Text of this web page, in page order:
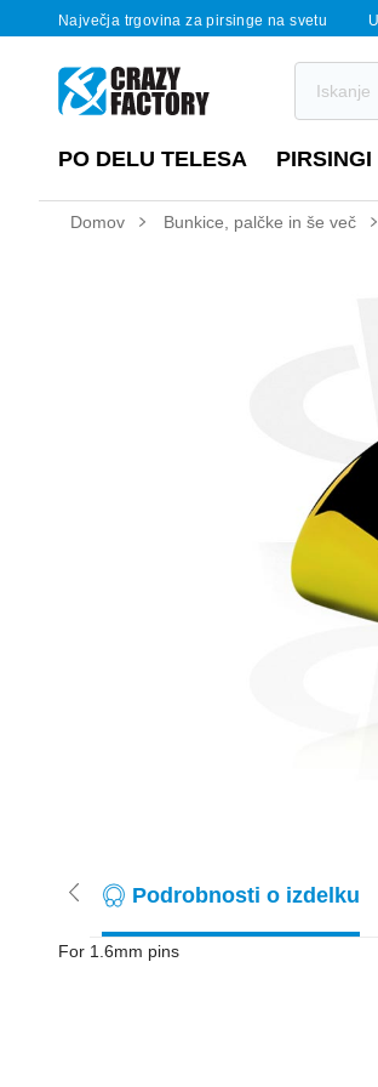
Največja trgovina za pirsinge na svetu
PO DELU TELESA PIRSINGI
Domov Bunkice, palčke in še več
Podrobnosti o izdelku
For 1.6mm pins